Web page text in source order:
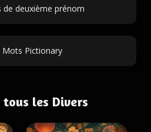
de deuxième prénom
Mots Pictionary
tous les Divers